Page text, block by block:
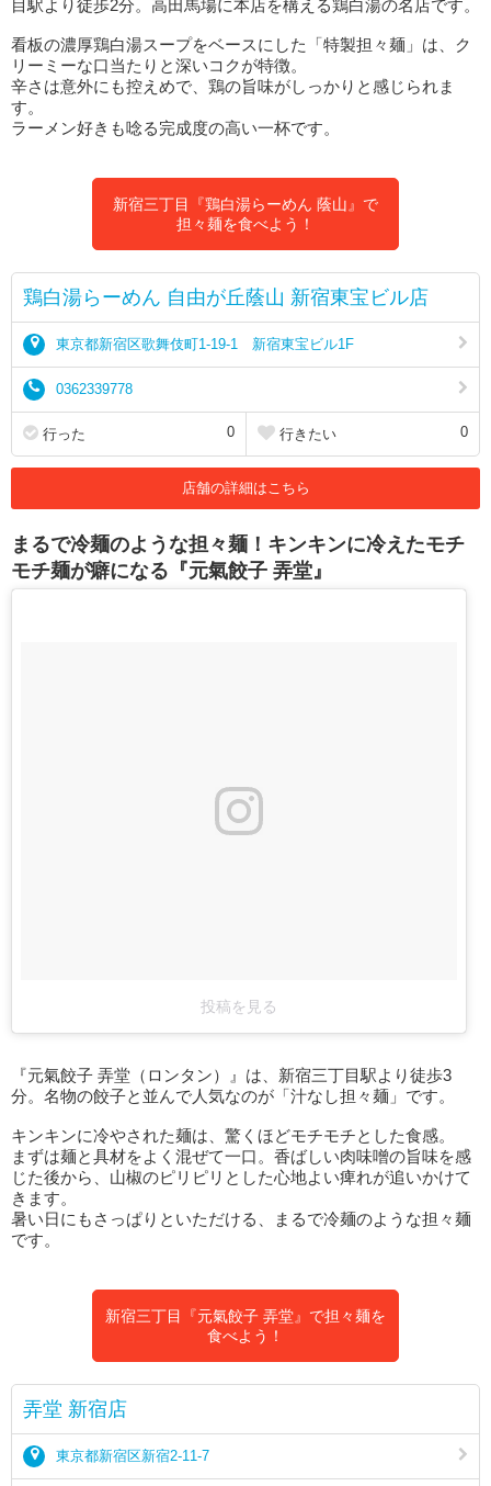
目駅より徒歩2分。高田馬場に本店を構える鶏白湯の名店です。
看板の濃厚鶏白湯スープをベースにした「特製担々麺」は、ク
リーミーな口当たりと深いコクが特徴。
辛さは意外にも控えめで、鶏の旨味がしっかりと感じられま
す。
ラーメン好きも唸る完成度の高い一杯です。
新宿三丁目『鶏白湯らーめん 蔭山』で
担々麺を食べよう！
鶏白湯らーめん 自由が丘蔭山 新宿東宝ビル店
東京都新宿区歌舞伎町1-19-1 新宿東宝ビル1F
0362339778
行った 0 行きたい 0
店舗の詳細はこちら
まるで冷麺のような担々麺！キンキンに冷えたモチ
モチ麺が癖になる『元氣餃子 弄堂』
投稿を見る
『元氣餃子 弄堂（ロンタン）』は、新宿三丁目駅より徒歩3
分。名物の餃子と並んで人気なのが「汁なし担々麺」です。
キンキンに冷やされた麺は、驚くほどモチモチとした食感。
まずは麺と具材をよく混ぜて一口。香ばしい肉味噌の旨味を感
じた後から、山椒のピリピリとした心地よい痺れが追いかけて
きます。
暑い日にもさっぱりといただける、まるで冷麺のような担々麺
です。
新宿三丁目『元氣餃子 弄堂』で担々麺を
食べよう！
弄堂 新宿店
東京都新宿区新宿2-11-7